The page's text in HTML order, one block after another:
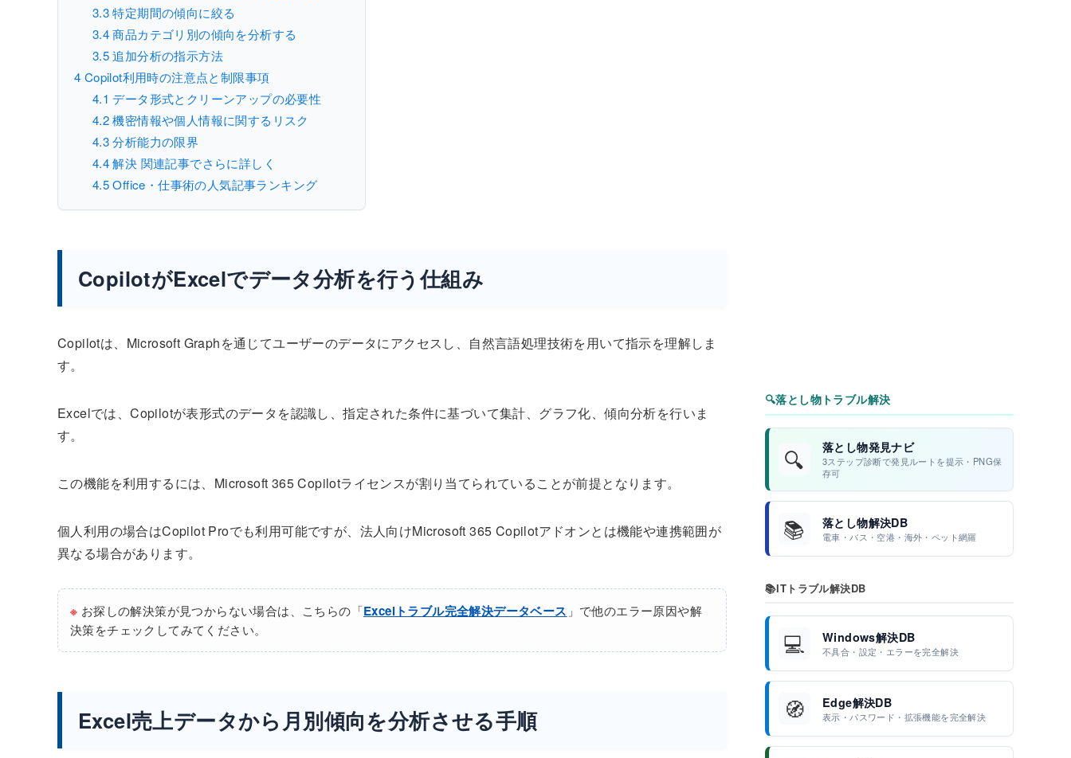
3.3特定期間の傾向に絞る
3.4商品カテゴリ別の傾向を分析する
3.5追加分析の指示方法
4 Copilot利用時の注意点と制限事項
4.1 データ形式とクリーンアップの必要性
4.2機密情報や個人情報に関するリスク
4.3分析能力の限界
4.4解決 関連記事でさらに詳しく
4.5Office・仕事術の人気記事ランキング
CopilotがExcelでデータ分析を行う仕組み
Copilotは、Microsoft Graphを通じてユーザーのデータにアクセスし、自然言語処理技術を用いて指示を理解しま
す。
Excelでは、Copilotが表形式のデータを認識し、指定された条件に基づいて集計、グラフ化、傾向分析を行いま
す。
この機能を利用するには、Microsoft 365 Copilotライセンスが割り当てられていることが前提となります。
個人利用の場合はCopilot Proでも利用可能ですが、法人向けMicrosoft 365 Copilotアドオンとは機能や連携範囲が
異なる場合があります。
※ お探しの解決策が見つからない場合は、こちらの「Excelトラブル完全解決データベース 」で他のエラー原因や解
決策をチェックしてみてください。
Excel売上データから月別傾向を分析させる手順
🔍落とし物トラブル解決
🔍 落とし物発見ナビ
3ステップ診断で発見ルートを提示・PNG保
存可
📚 落とし物解決DB
電車・バス・空港・海外・ペット網羅
📚ITトラブル解決DB
💻 Windows解決DB
不具合・設定・エラーを完全解決
🧭 Edge解決DB
表示・パスワード・拡張機能を完全解決